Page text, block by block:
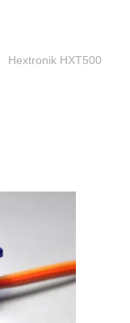
Hextronik HXT500